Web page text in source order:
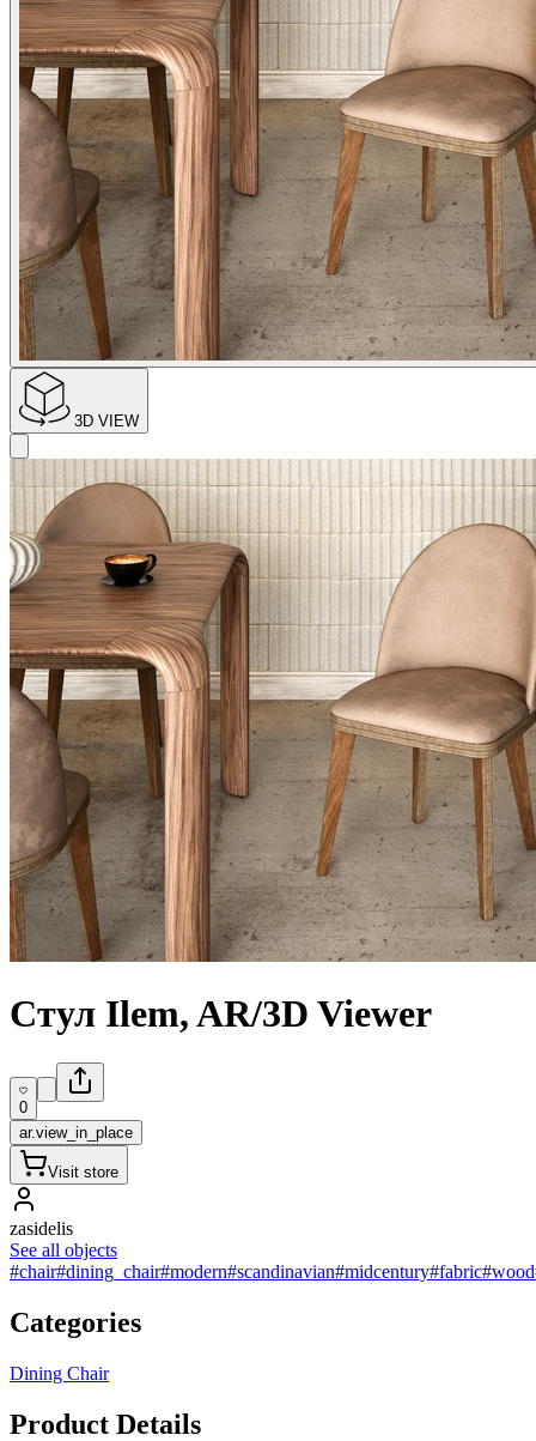
3D VIEW
Стул Ilem, AR/3D Viewer
0
ar.view_in_place
Visit store
zasidelis
See all objects
#chair#dining_chair#modern#scandinavian#midcentury#fabric#wood
Categories
Dining Chair
Product Details